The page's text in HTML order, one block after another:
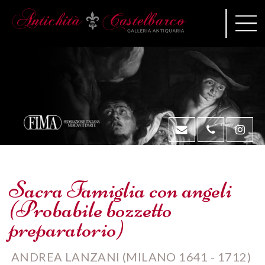
Sacra Famiglia con angeli
(Probabile bozzetto
preparatorio)
ANDREA LANZANI (MILANO 1641 - 1712)